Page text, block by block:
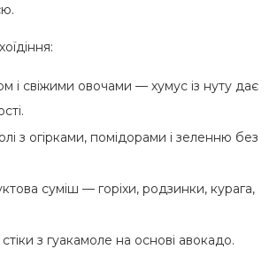
і свіжими овочами — хумус із нуту дає
з огірками, помідорами і зеленню без
суміш — горіхи, родзинки, курага,
стіки з гуакамоле на основі авокадо.